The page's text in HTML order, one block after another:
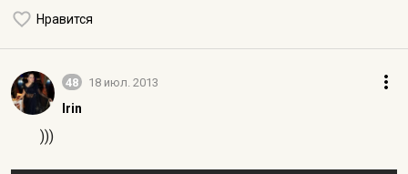
Нравится
48 18 июл. 2013
Irin
)))